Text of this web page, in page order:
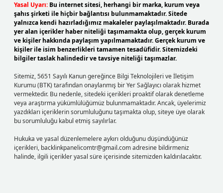
Yasal Uyarı: Bu internet sitesi, herhangi bir marka, kurum veya
şahıs şirketi ile hiçbir bağlantısı bulunmamaktadır. Sitede
yalnızca kendi hazırladığımız makaleler paylaşılmaktadır. Burada
yer alan içerikler haber niteliği taşımamakta olup, gerçek kurum
ve kişiler hakkında paylaşım yapılmamaktadır. Gerçek kurum ve
kişiler ile isim benzerlikleri tamamen tesadüfidir. Sitemizdeki
bilgiler taslak halindedir ve tavsiye niteliği taşımazlar.
Sitemiz, 5651 Sayılı Kanun gereğince Bilgi Teknolojileri ve İletişim
Kurumu (BTK) tarafından onaylanmış bir Yer Sağlayıcı olarak hizmet
vermektedir. Bu nedenle, sitedeki içerikleri proaktif olarak denetleme
veya araştırma yükümlülüğümüz bulunmamaktadır. Ancak, üyelerimiz
yazdıkları içeriklerin sorumluluğunu taşımakta olup, siteye üye olarak
bu sorumluluğu kabul etmiş sayılırlar.
Hukuka ve yasal düzenlemelere aykırı olduğunu düşündüğünüz
içerikleri, backlinkpanelicomtr@gmail.comadresine bildirmeniz
halinde, ilgili içerikler yasal süre içerisinde sitemizden kaldırılacaktır.